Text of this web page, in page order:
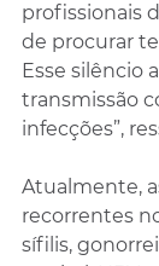
profissionais
de procurar
Esse silêncio
transmissão
infecções”,
Atualmente,
recorrentes
sífilis,